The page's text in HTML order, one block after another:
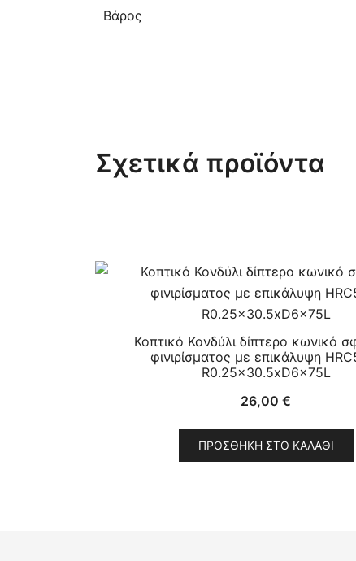
Βάρος
Σχετικά προϊόντα
Κοπτικό Κονδύλι δίπτερο κωνικό
φινιρίσματος με επικάλυψη
R0.25×30.5xD6x75L
26,00 €
ΠΡΟΣΘΉΚΗ ΣΤΟ ΚΑΛΆΘΙ